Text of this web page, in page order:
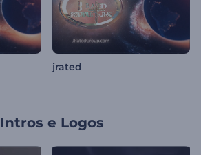
jrated
Intros e Logos